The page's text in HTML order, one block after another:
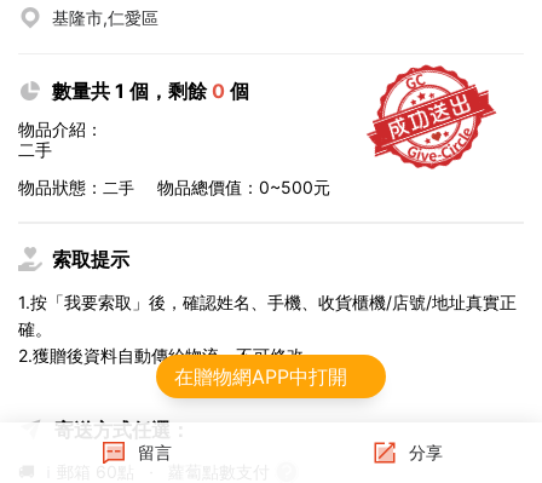
基隆市,仁愛區
數量共 1 個，剩餘0 個
物品介紹：
二手
物品狀態： 二手 物品總價值：0~500元
索取提示
1.按「我要索取」後，確認姓名、手機、收貨櫃機/店號/地址真實正
確。
2.獲贈後資料自動傳給物流，不可修改。
寄送方式任選：
留言 分享
在贈物網APP中打開